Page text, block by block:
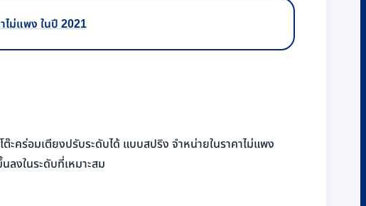
ไม่แพง ในปี 2021
ะคร่อมเตียงปรับระดับได้ แบบสปริง จำหน่ายในราคาไม่แพง
ลงในระดับที่เหมาะสม